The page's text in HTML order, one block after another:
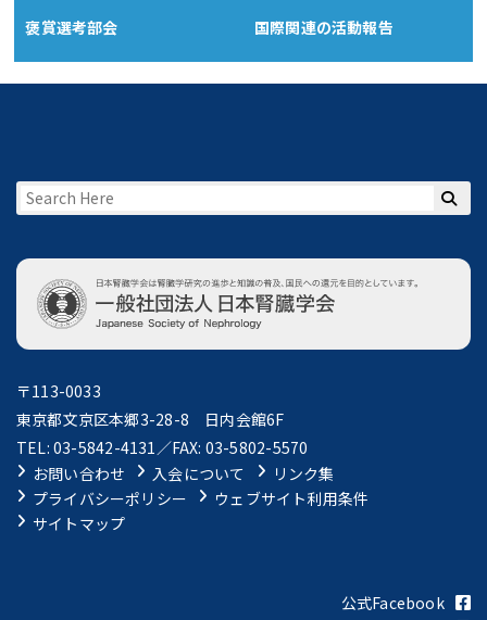
褒賞選考部会 国際関連の活動報告
〒113-0033
東京都文京区本郷3-28-8 日内会館6F
TEL: 03-5842-4131／FAX: 03-5802-5570
お問い合わせ
入会について
リンク集
プライバシーポリシー
ウェブサイト利用条件
サイトマップ
公式Facebook